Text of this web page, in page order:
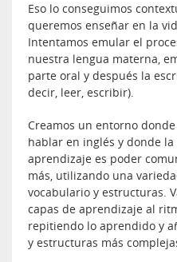
Eso lo conseguimos
queremos enseñar en la
Intentamos emular el
nuestra lengua materna,
parte oral y después la
decir, leer, escribir).
Creamos un entorno
hablar en inglés y donde
aprendizaje es poder
más, utilizando una
vocabulario y estructuras.
capas de aprendizaje al
repitiendo lo aprendido y
y estructuras más